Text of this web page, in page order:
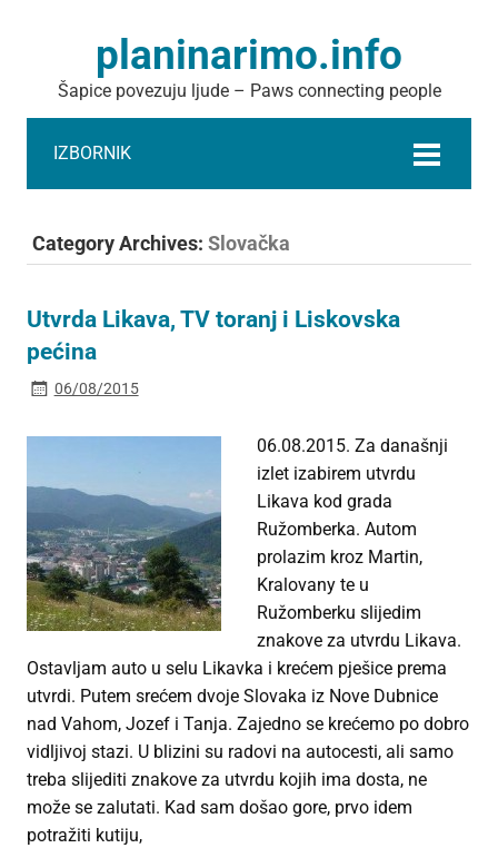
planinarimo.info
Šapice povezuju ljude – Paws connecting people
IZBORNIK
Category Archives:Slovačka
Utvrda Likava, TV toranj i Liskovska
pećina
06/08/2015
06.08.2015. Za današnji
izlet izabirem utvrdu
Likava kod grada
Ružomberka. Autom
prolazim kroz Martin,
Kralovany te u
Ružomberku slijedim
znakove za utvrdu Likava.
Ostavljam auto u selu Likavka i krećem pješice prema
utvrdi. Putem srećem dvoje Slovaka iz Nove Dubnice
nad Vahom, Jozef i Tanja. Zajedno se krećemo po dobro
vidljivoj stazi. U blizini su radovi na autocesti, ali samo
treba slijediti znakove za utvrdu kojih ima dosta, ne
može se zalutati. Kad sam došao gore, prvo idem
potražiti kutiju,